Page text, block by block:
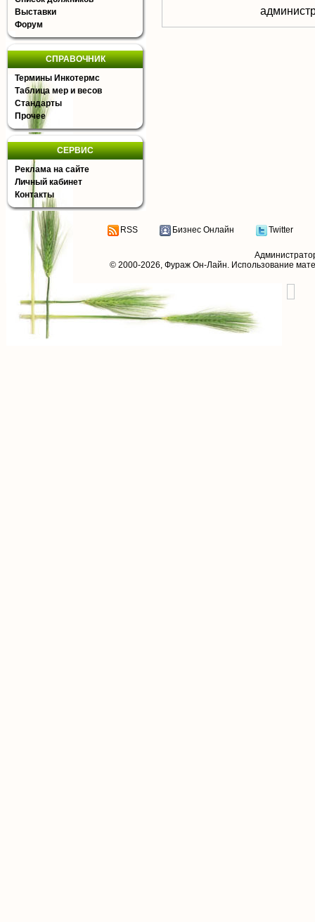
Выставки
Форум
СПРАВОЧНИК
Термины Инкотермс
Таблица мер и весов
Стандарты
Прочее
СЕРВИС
Реклама на сайте
Личный кабинет
Контакты
RSS Бизнес Онлайн Twitter
© 2000-2026, Фураж Он-Лайн. Использование